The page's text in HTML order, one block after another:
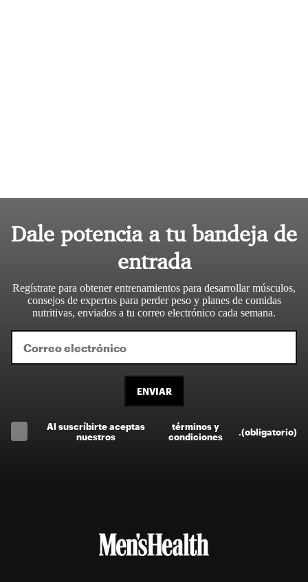
Dale potencia a tu bandeja de
entrada
Regístrate para obtener entrenamientos para desarrollar músculos,
consejos de expertos para perder peso y planes de comidas
nutritivas, enviados a tu correo electrónico cada semana.
ENVIAR
Al suscríbirte aceptas
nuestros
términos y
condiciones
(obligatorio)